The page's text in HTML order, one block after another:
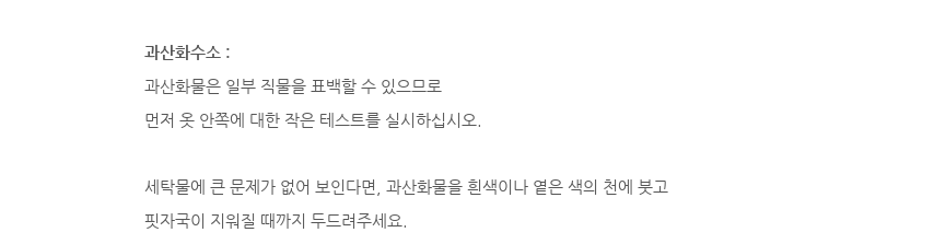
과산화수소 :
과산화물은 일부 직물을 표백할 수 있으므로
먼저 옷 안쪽에 대한 작은 테스트를 실시하십시오.
세탁물에 큰 문제가 없어 보인다면, 과산화물을 흰색이나 옅은 색의 천에 붓고
핏자국이 지워질 때까지 두드려주세요.